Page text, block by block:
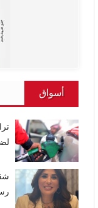
أسواق
رسمي بـ